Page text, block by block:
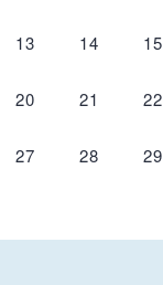
13 14 15
20 21 22
27 28 29